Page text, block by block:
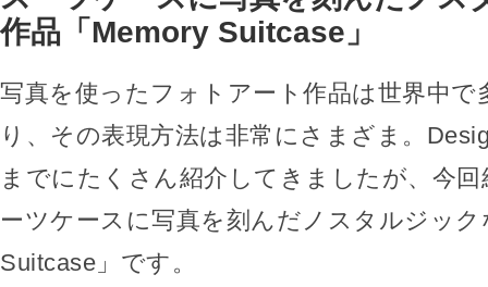
作品「Memory Suitcase」
写真を使ったフォトアート作品は世界中で
り、その表現方法は非常にさまざま。
までにたくさん紹介してきましたが、今
ーツケースに写真を刻んだノスタルジック
Suitcase」です。